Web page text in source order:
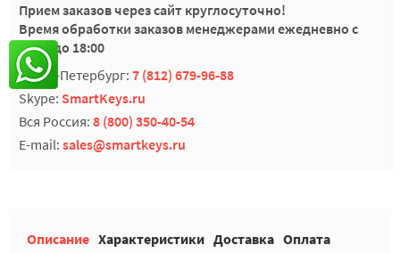
Прием заказов через сайт круглосуточно!
Время обработки заказов менеджерами ежедневно с
10:00 до 18:00
Санкт-Петербург: 7 (812) 679-96-88
Skype: SmartKeys.ru
Вся Россия: 8 (800) 350-40-54
E-mail: sales@smartkeys.ru
Описание Характеристики Доставка Оплата